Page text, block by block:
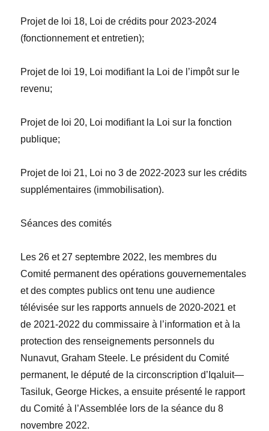
Projet de loi 18, Loi de crédits pour 2023-2024
(fonctionnement et entretien);
Projet de loi 19, Loi modifiant la Loi de l’impôt sur le
revenu;
Projet de loi 20, Loi modifiant la Loi sur la fonction
publique;
Projet de loi 21, Loi no 3 de 2022-2023 sur les crédits
supplémentaires (immobilisation).
Séances des comités
Les 26 et 27 septembre 2022, les membres du
Comité permanent des opérations gouvernementales
et des comptes publics ont tenu une audience
télévisée sur les rapports annuels de 2020-2021 et
de 2021-2022 du commissaire à l’information et à la
protection des renseignements personnels du
Nunavut,Graham Steele. Le président du Comité
permanent, le député de la circonscription d’Iqaluit—
Tasiluk,George Hickes, a ensuite présenté le rapport
du Comité à l’Assemblée lors de la séance du 8
novembre 2022.